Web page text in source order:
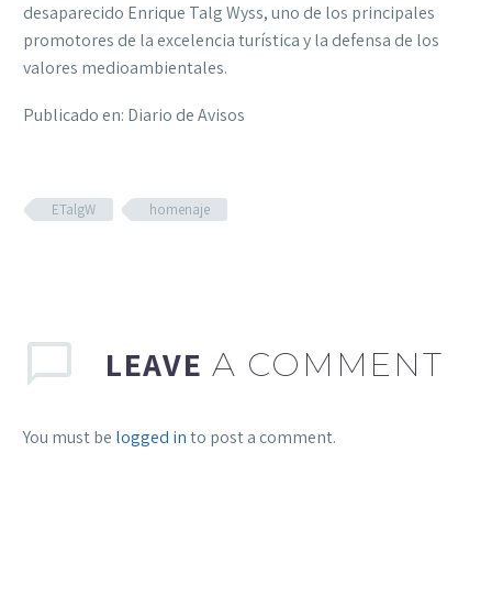
desaparecido Enrique Talg Wyss, uno de los principales
promotores de la excelencia turística y la defensa de los
valores medioambientales.
Publicado en: Diario de Avisos
ETalgW homenaje
LEAVE A COMMENT
You must be logged into post a comment.